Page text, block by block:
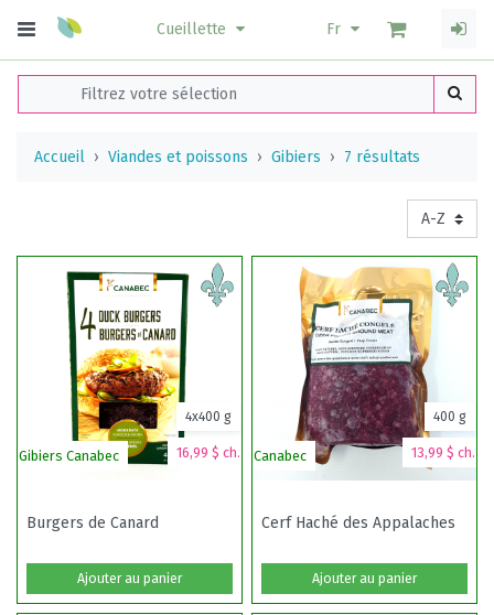
Cueillette Fr
Accueil Viandes et poissons Gibiers 7 résultats
Gibiers Canabec 16,99 $ ch.
4x400 g
Burgers de Canard
Ajouter au panier
Canabec 13,99 $ ch.
400 g
Cerf Haché des Appalaches
Ajouter au panier